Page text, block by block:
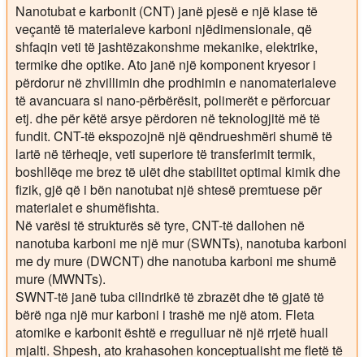
Nanotubat e karbonit (CNT) janë pjesë e një klase të
veçantë të materialeve karboni njëdimensionale, që
shfaqin veti të jashtëzakonshme mekanike, elektrike,
termike dhe optike. Ato janë një komponent kryesor i
përdorur në zhvillimin dhe prodhimin e nanomaterialeve
të avancuara si nano-përbërësit, polimerët e përforcuar
etj. dhe për këtë arsye përdoren në teknologjitë më të
fundit. CNT-të ekspozojnë një qëndrueshmëri shumë të
lartë në tërheqje, veti superiore të transferimit termik,
boshllëqe me brez të ulët dhe stabilitet optimal kimik dhe
fizik, gjë që i bën nanotubat një shtesë premtuese për
materialet e shumëfishta.
Në varësi të strukturës së tyre, CNT-të dallohen në
nanotuba karboni me një mur (SWNTs), nanotuba karboni
me dy mure (DWCNT) dhe nanotuba karboni me shumë
mure (MWNTs).
SWNT-të janë tuba cilindrikë të zbrazët dhe të gjatë të
bërë nga një mur karboni i trashë me një atom. Fleta
atomike e karbonit është e rregulluar në një rrjetë huall
mjalti. Shpesh, ato krahasohen konceptualisht me fletë të